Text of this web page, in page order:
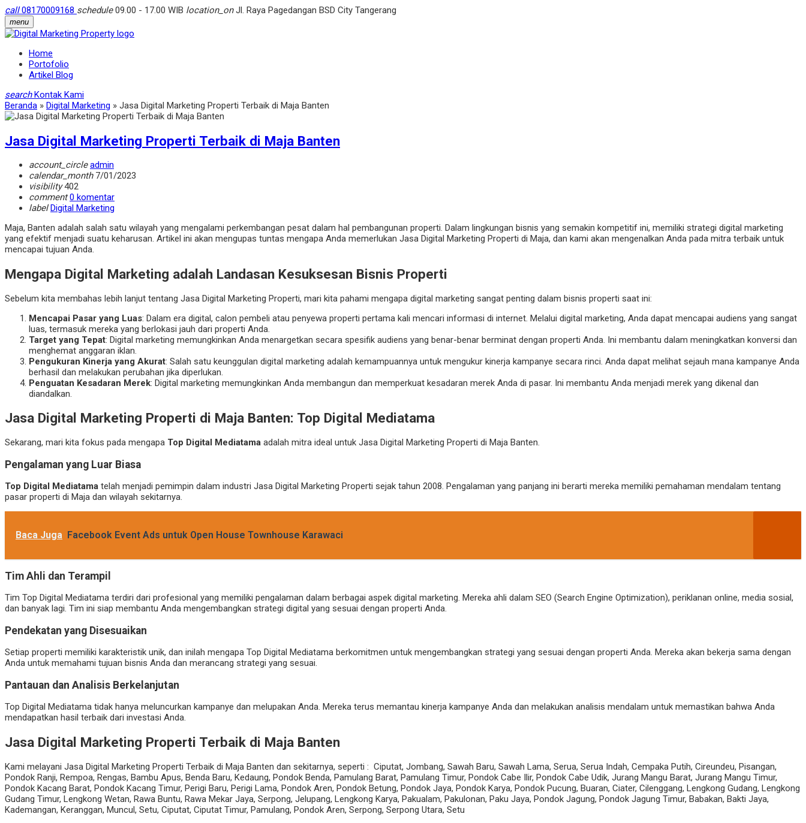
call08170009168 schedule09.00 - 17.00 WIB location_onJl. Raya Pagedangan BSD City Tangerang
menu
Home
Portofolio
Artikel Blog
search Kontak Kami
Beranda » Digital Marketing » Jasa Digital Marketing Properti Terbaik di Maja Banten
Jasa Digital Marketing Properti Terbaik di Maja Banten
account_circle admin
calendar_month7/01/2023
visibility402
comment 0 komentar
label Digital Marketing
Maja, Banten adalah salah satu wilayah yang mengalami perkembangan pesat dalam hal pembangunan properti. Dalam lingkungan bisnis yang semakin kompetitif ini, memiliki strategi digital marketing
yang efektif menjadi suatu keharusan. Artikel ini akan mengupas tuntas mengapa Anda memerlukan Jasa Digital Marketing Properti di Maja, dan kami akan mengenalkan Anda pada mitra terbaik untuk
mencapai tujuan Anda.
Mengapa Digital Marketing adalah Landasan Kesuksesan Bisnis Properti
Sebelum kita membahas lebih lanjut tentang Jasa Digital Marketing Properti, mari kita pahami mengapa digital marketing sangat penting dalam bisnis properti saat ini:
Mencapai Pasar yang Luas: Dalam era digital, calon pembeli atau penyewa properti pertama kali mencari informasi di internet. Melalui digital marketing, Anda dapat mencapai audiens yang sangat
luas, termasuk mereka yang berlokasi jauh dari properti Anda.
Target yang Tepat: Digital marketing memungkinkan Anda menargetkan secara spesifik audiens yang benar-benar berminat dengan properti Anda. Ini membantu dalam meningkatkan konversi dan
menghemat anggaran iklan.
Pengukuran Kinerja yang Akurat: Salah satu keunggulan digital marketing adalah kemampuannya untuk mengukur kinerja kampanye secara rinci. Anda dapat melihat sejauh mana kampanye Anda
berhasil dan melakukan perubahan jika diperlukan.
Penguatan Kesadaran Merek: Digital marketing memungkinkan Anda membangun dan memperkuat kesadaran merek Anda di pasar. Ini membantu Anda menjadi merek yang dikenal dan
diandalkan.
Jasa Digital Marketing Properti di Maja Banten: Top Digital Mediatama
Sekarang, mari kita fokus pada mengapa Top Digital Mediatama adalah mitra ideal untuk Jasa Digital Marketing Properti di Maja Banten.
Pengalaman yang Luar Biasa
Top Digital Mediatama telah menjadi pemimpin dalam industri Jasa Digital Marketing Properti sejak tahun 2008. Pengalaman yang panjang ini berarti mereka memiliki pemahaman mendalam tentang
pasar properti di Maja dan wilayah sekitarnya.
Baca Juga Facebook Event Ads untuk Open House Townhouse Karawaci
Tim Ahli dan Terampil
Tim Top Digital Mediatama terdiri dari profesional yang memiliki pengalaman dalam berbagai aspek digital marketing. Mereka ahli dalam SEO (Search Engine Optimization), periklanan online, media sosial,
dan banyak lagi. Tim ini siap membantu Anda mengembangkan strategi digital yang sesuai dengan properti Anda.
Pendekatan yang Disesuaikan
Setiap properti memiliki karakteristik unik, dan inilah mengapa Top Digital Mediatama berkomitmen untuk mengembangkan strategi yang sesuai dengan properti Anda. Mereka akan bekerja sama dengan
Anda untuk memahami tujuan bisnis Anda dan merancang strategi yang sesuai.
Pantauan dan Analisis Berkelanjutan
Top Digital Mediatama tidak hanya meluncurkan kampanye dan melupakan Anda. Mereka terus memantau kinerja kampanye Anda dan melakukan analisis mendalam untuk memastikan bahwa Anda
mendapatkan hasil terbaik dari investasi Anda.
Jasa Digital Marketing Properti Terbaik di Maja Banten
Kami melayani Jasa Digital Marketing Properti Terbaik di Maja Banten dan sekitarnya, seperti : Ciputat, Jombang, Sawah Baru, Sawah Lama, Serua, Serua Indah, Cempaka Putih, Cireundeu, Pisangan,
Pondok Ranji, Rempoa, Rengas, Bambu Apus, Benda Baru, Kedaung, Pondok Benda, Pamulang Barat, Pamulang Timur, Pondok Cabe Ilir, Pondok Cabe Udik, Jurang Mangu Barat, Jurang Mangu Timur,
Pondok Kacang Barat, Pondok Kacang Timur, Perigi Baru, Perigi Lama, Pondok Aren, Pondok Betung, Pondok Jaya, Pondok Karya, Pondok Pucung, Buaran, Ciater, Cilenggang, Lengkong Gudang, Lengkong
Gudang Timur, Lengkong Wetan, Rawa Buntu, Rawa Mekar Jaya, Serpong, Jelupang, Lengkong Karya, Pakualam, Pakulonan, Paku Jaya, Pondok Jagung, Pondok Jagung Timur, Babakan, Bakti Jaya,
Kademangan, Keranggan, Muncul, Setu, Ciputat, Ciputat Timur, Pamulang, Pondok Aren, Serpong, Serpong Utara, Setu